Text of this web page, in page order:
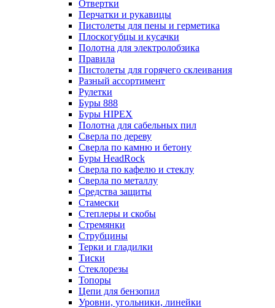
Отвертки
Перчатки и рукавицы
Пистолеты для пены и герметика
Плоскогубцы и кусачки
Полотна для электролобзика
Правила
Пистолеты для горячего склеивания
Разный ассортимент
Рулетки
Буры 888
Буры HIPEX
Полотна для сабельных пил
Сверла по дереву
Сверла по камню и бетону
Буры HeadRock
Сверла по кафелю и стеклу
Сверла по металлу
Средства защиты
Стамески
Степлеры и скобы
Стремянки
Струбцины
Терки и гладилки
Тиски
Стеклорезы
Топоры
Цепи для бензопил
Уровни, угольники, линейки